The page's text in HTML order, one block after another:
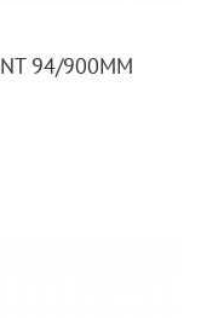
94/900MM